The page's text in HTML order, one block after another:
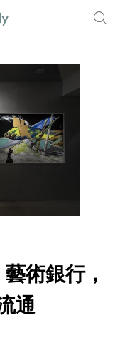
術銀行，
通